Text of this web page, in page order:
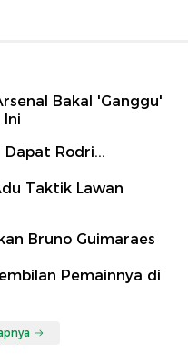
Bakal 'Ganggu'
Ini
Rodri...
Taktik Lawan
Bruno Guimaraes
Pemainnya di